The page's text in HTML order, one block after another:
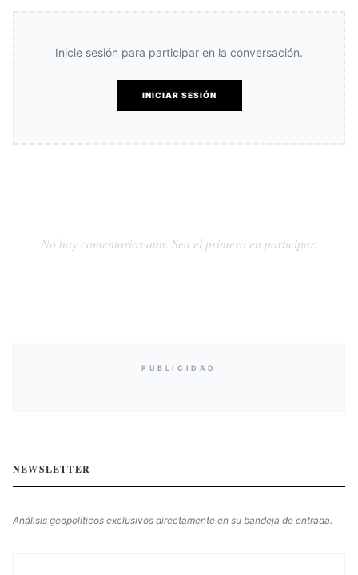
Inicie sesión para participar en la conversación.
INICIAR SESIÓN
No hay comentarios aún. Sea el primero en participar.
PUBLICIDAD
NEWSLETTER
Análisis geopolíticos exclusivos directamente en su bandeja de entrada.